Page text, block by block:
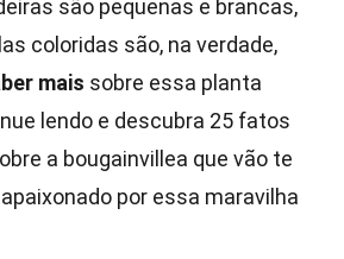
são pequenas e brancas,
coloridas são, na verdade,
mais sobre essa planta
lendo e descubra 25 fatos
a bougainvillea que vão te
por essa maravilha